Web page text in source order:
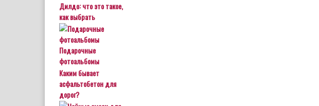
Дилдо: что это такое,
как выбрать
Подарочные
фотоальбомы
Каким бывает
асфальтобетон для
дорог?